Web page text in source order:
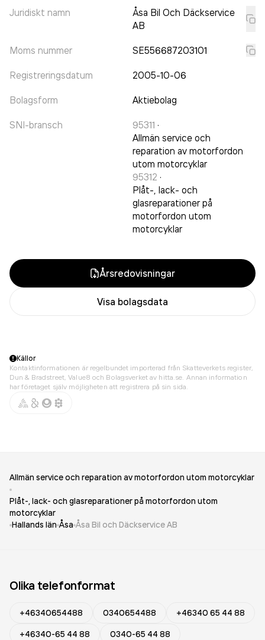
Juridiskt namn
Åsa Bil Och Däckservice
AB
Moms nummer SE556687203101
Registreringsdatum 2005-10-06
Bolagsform Aktiebolag
SNI-bransch 95311 ·
Allmän service och
reparation av motorfordon
utom motorcyklar
95312 ·
Plåt-, lack- och
glasreparationer på
motorfordon utom
motorcyklar
Årsredovisningar
Visa bolagsdata
Källor
Kontaktinformationen är regelbundet importerad från Skatteverkets register,
Dun & Bradstreet, Value8 och Bolagsverket av hitta.se. Annan information
har företaget själv möjligheten att registrera på sin sida.
Allmän service och reparation av motorfordon utom motorcyklar
Plåt-, lack- och glasreparationer på motorfordon utom
motorcyklar
Hallands län Åsa Åsa Bil och Däckservice AB
Olika telefonformat
+46340654488 0340654488
+46340 65 44 88
+46340-65 44 88
0340-65 44 88